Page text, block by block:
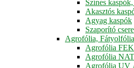
Színes
Akasztós
Agyag kaspók
Szaporító
Agrofólia,
Agrofólia
Agrofólia
Agrofólia UV